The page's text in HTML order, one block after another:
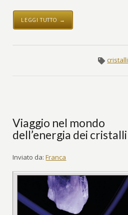
LEGGI TUTTO →
cristalli
Viaggio nel mondo
dell’energia dei cristalli
Inviato da: Franca